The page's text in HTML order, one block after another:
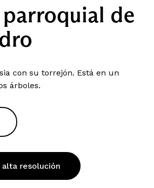
de
con su torrejón. Está en un
árboles.
resolución